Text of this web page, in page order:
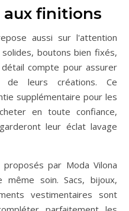
aux finitions
aussi sur l'attention
boutons bien fixés,
compte pour assurer
de leurs créations. Ce
supplémentaire pour les
en toute confiance,
leur éclat lavage
par Moda Vilona
soin. Sacs, bijoux,
vestimentaires sont